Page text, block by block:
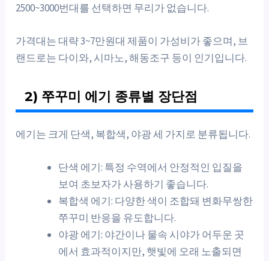
2500~3000번대를 선택하면 무리가 없습니다.
가격대는 대략 3~7만원대 제품이 가성비가 좋으며, 브
랜드로는 다이와, 시마노, 해동조구 등이 인기입니다.
2) 쭈꾸미 에기 종류별 장단점
에기는 크게 단색, 복합색, 야광 세 가지로 분류됩니다.
단색 에기: 특정 수역에서 안정적인 입질을
보여 초보자가 사용하기 좋습니다.
복합색 에기: 다양한 색이 조합돼 변화무쌍한
쭈꾸미 반응을 유도합니다.
야광 에기: 야간이나 물속 시야가 어두운 곳
에서 효과적이지만, 햇빛에 오래 노출되면